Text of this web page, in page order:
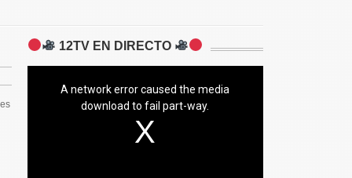
12TV EN DIRECTO
A network error caused the media
download to fail part-way.